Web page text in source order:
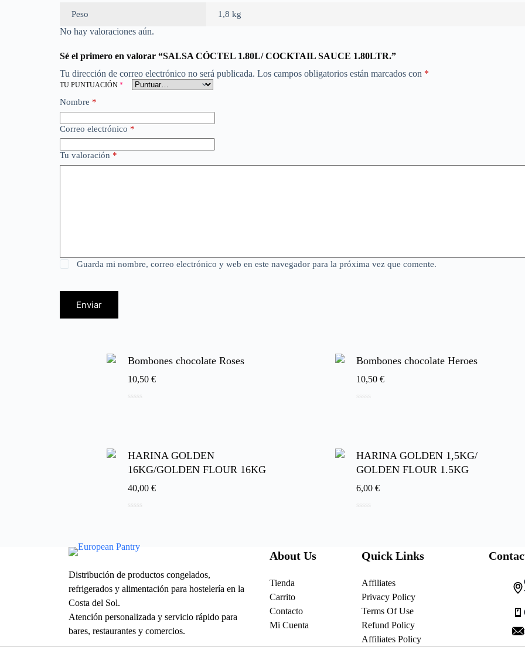
Peso 1,8 kg
No hay valoraciones aún.
Sé el primero en valorar “SALSA CÓCTEL 1.80L/ COCKTAIL SAUCE 1.80LTR.”
Tu dirección de correo electrónico no será publicada. Los campos obligatorios están marcados con *
TU PUNTUACIÓN *
Nombre *
Correo electrónico *
Tu valoración *
Guarda mi nombre, correo electrónico y web en este navegador para la próxima vez que comente.
Enviar
Bombones chocolate Roses
10,50 €
Bombones chocolate Heroes
10,50 €
HARINA GOLDEN
16KG/GOLDEN FLOUR 16KG
40,00 €
5
HARINA GOLDEN 1,5KG/
GOLDEN FLOUR 1.5KG
6,00 €
Distribución de productos congelados,
refrigerados y alimentación para hostelería en la
Costa del Sol.
Atención personalizada y servicio rápido para
bares, restaurantes y comercios.
About Us
Tienda
Carrito
Contacto
Mi Cuenta
Quick Links
Affiliates
Privacy Policy
Terms Of Use
Refund Policy
Affiliates Policy